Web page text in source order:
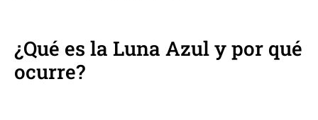
¿Qué es la Luna Azuly por qué
ocurre?